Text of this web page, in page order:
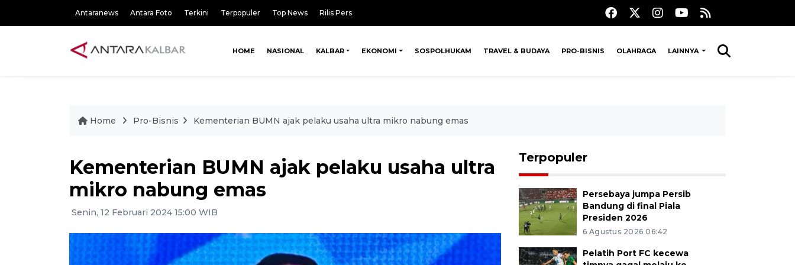
Antaranews Antara Foto Terkini Terpopuler Top News Rilis Pers
HOME NASIONAL KALBAR EKONOMI SOSPOLHUKAM TRAVEL & BUDAYA PRO-BISNIS OLAHRAGA LAINNYA
Home Pro-Bisnis Kementerian BUMN ajak pelaku usaha ultra mikro nabung emas
Kementerian BUMN ajak pelaku usaha ultra
mikro nabung emas
Senin, 12 Februari 2024 15:00 WIB
Terpopuler
Persebaya jumpa Persib
Bandung di final Piala
Presiden 2026
6 Agustus 2026 06:42
Pelatih Port FC kecewa